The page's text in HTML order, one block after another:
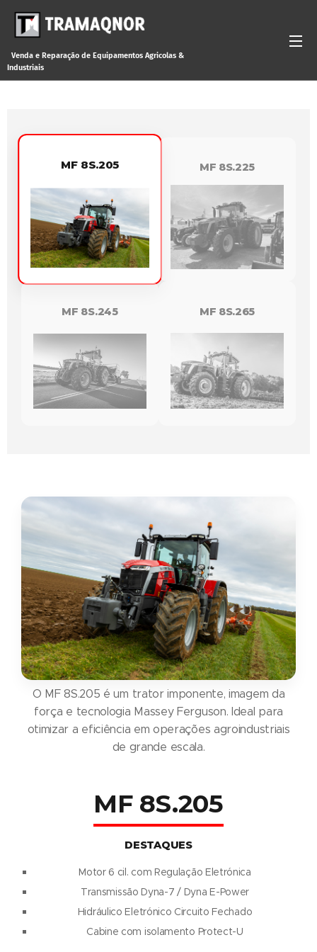
Venda e Reparação de Equipamentos Agricolas &
Industriais
MF 8S.205 MF 8S.225
MF 8S.245 MF 8S.265
O MF 8S.205 é um trator imponente, imagem da
força e tecnologia Massey Ferguson. Ideal para
otimizar a eficiência em operações agroindustriais
de grande escala.
MF 8S.205
DESTAQUES
Motor 6 cil. com Regulação Eletrónica
Transmissão Dyna-7 / Dyna E-Power
Hidráulico Eletrónico Circuito Fechado
Cabine com isolamento Protect-U